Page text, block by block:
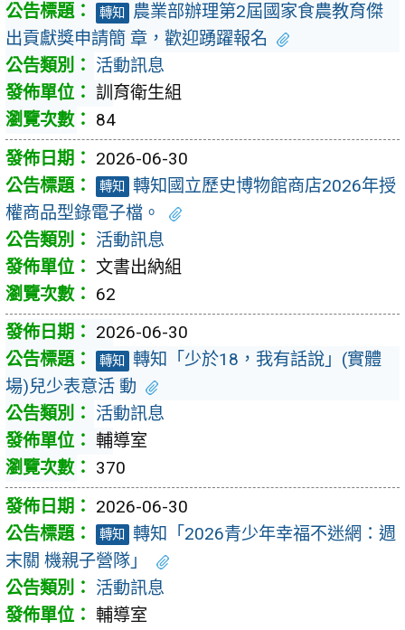
轉知
農業部辦理第2屆國家食農教育傑
出貢獻獎申請簡 章，歡迎踴躍報名
活動訊息
訓育衛生組
84
2026-06-30
轉知
轉知國立歷史博物館商店2026年授
權商品型錄電子檔。
活動訊息
文書出納組
62
2026-06-30
轉知
轉知「少於18，我有話說」(實體
場)兒少表意活 動
活動訊息
輔導室
370
2026-06-30
轉知
轉知「2026青少年幸福不迷網：週
末關 機親子營隊」
活動訊息
輔導室